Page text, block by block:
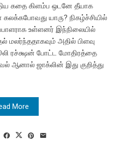
கதை கிளம்ப ஒடனே தீயாக
யாரு? நிகழ்ச்சியில்
உள்ளனர் இந்நிலையில்
மலர்ந்ததாகவும் அதில் பிளவு
ரச்க்ஷன் போட்ட மோதிரத்தை
ஆனால் ஜாக்லின் இது குறித்து
More